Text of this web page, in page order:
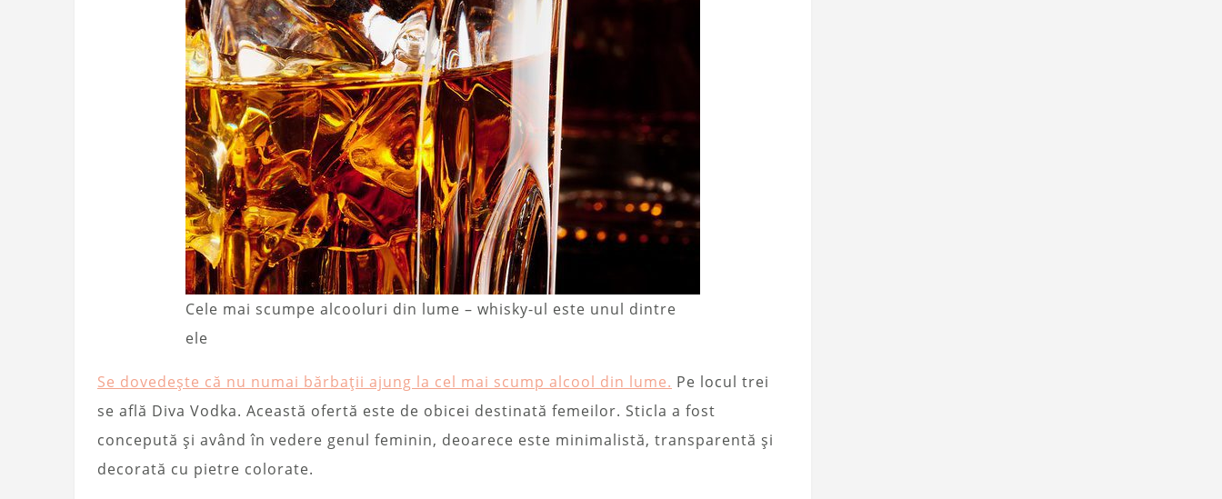
Cele mai scumpe alcooluri din lume – whisky-ul este unul dintre
ele
Se dovedește că nu numai bărbații ajung la cel mai scump alcool din lume. Pe locul trei
se află Diva Vodka. Această ofertă este de obicei destinată femeilor. Sticla a fost
concepută și având în vedere genul feminin, deoarece este minimalistă, transparentă și
decorată cu pietre colorate.